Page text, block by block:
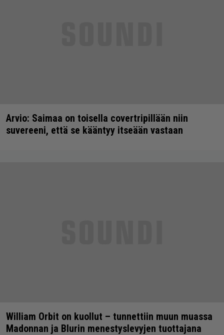
Arvio: Saimaa on toisella covertripillään niin
suvereeni, että se kääntyy itseään vastaan
William Orbit on kuollut – tunnettiin muun muassa
Madonnan ja Blurin menestyslevyjen tuottajana